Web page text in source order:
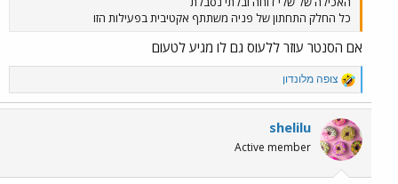
כל החלק התחתון של פניה משתתף אקטיבית בפעילות הזו
אם הסנטר עוזר ללעוס גם לו מגיע לטעום
R
e
a
c
t
i
o
צופה מלונדון
shelilu
Active member